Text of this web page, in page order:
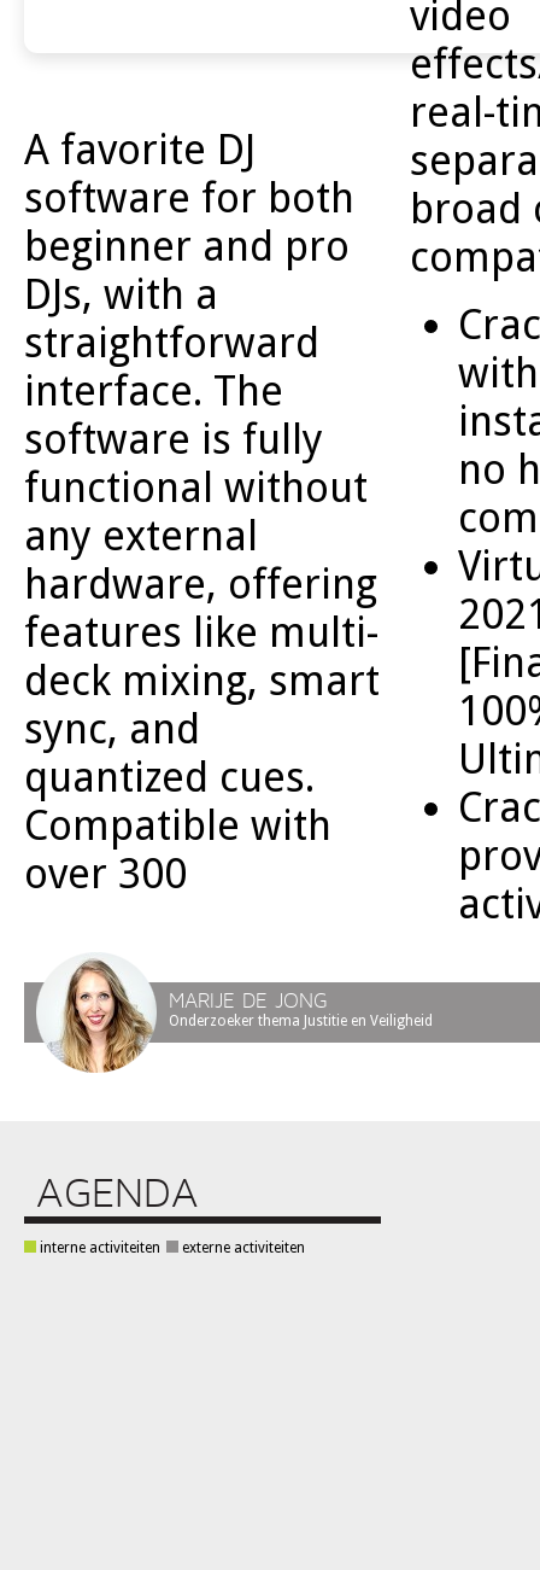
A favorite DJ
software for both
beginner and pro
DJs, with a
straightforward
interface. The
software is fully
functional without
any external
hardware, offering
features like multi-
deck mixing, smart
sync, and
quantized cues.
Compatible with
over 300
video
real-
broad
no
MARIJE DE JONG
Onderzoeker thema Justitie en Veiligheid
AGENDA
interne activiteiten externe activiteiten